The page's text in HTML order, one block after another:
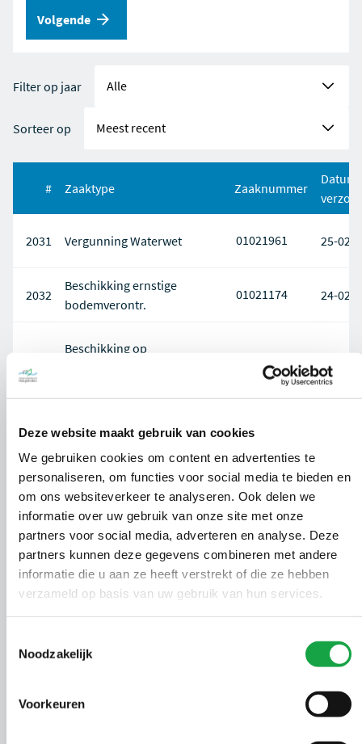
Deze website maakt gebruik van cookies
We gebruiken cookies om content en advertenties te
personaliseren, om functies voor social media te bieden en
om ons websiteverkeer te analyseren. Ook delen we
informatie over uw gebruik van onze site met onze
partners voor social media, adverteren en analyse. Deze
partners kunnen deze gegevens combineren met andere
informatie die u aan ze heeft verstrekt of die ze hebben
verzameld op basis van uw gebruik van hun services.
Noodzakelijk
Voorkeuren
Volgende pagina
Filter op jaar
Sorteer op
# Zaaktype Zaaknummer
Datum
2031 Vergunning Waterwet 01021961 25-02-
2032
Beschikking ernstige
bodemverontr.
01021174 24-02-
Beschikking op
natuurbescherming
2035
Ontheffing Wet
natuurbescherming
01023772 23-02-
2036
Ontheffing Wet
natuurbescherming
01015022 23-02-
2037
Ontheffing Wet
natuurbescherming
00609482 21-02-
natuurbescherming
18-02-
2039 Vergunning Waterwet 18-02-